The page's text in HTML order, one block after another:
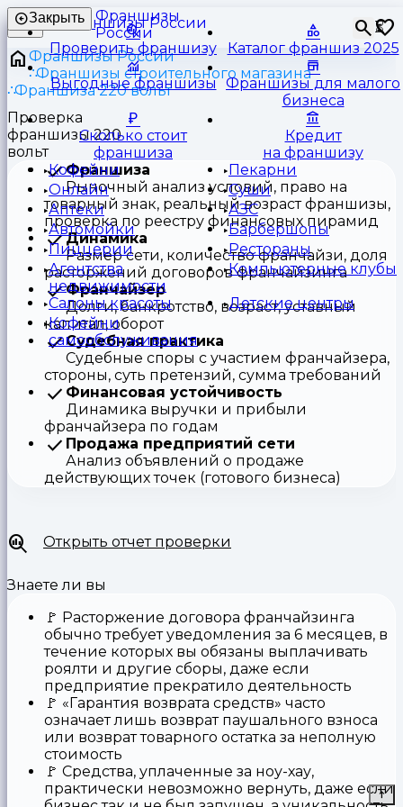
Франшизы
России
⏳
Закрыть
Проверить франшизу Каталог франшиз 2025
Выгодные франшизы Франшизы для малого
бизнеса
Сколько стоит
франшиза
Кредит
на франшизу
Кофейни
Пекарни
Онлайн
Суши
Аптеки
АЗС
Автомойки
Барбершопы
Пиццерии
Рестораны
Агентства
недвижимости
Компьютерные клубы
Салоны красоты
Детские центры
Кофейни
самообслуживания
Франшизы России
Франшизы строительного магазина
Франшиза 220 вольт
Проверка
франшизы 220
вольт
Франшиза
Рыночный анализ условий, право на
товарный знак, реальный возраст франшизы,
проверка по реестру финансовых пирамид
Динамика
Размер сети, количество франчайзи, доля
расторжений договоров франчайзинга
Франчайзер
Долги, банкротство, возраст, уставный
капитал, оборот
Судебная практика
Судебные споры с участием франчайзера,
стороны, суть претензий, сумма требований
Финансовая устойчивость
Динамика выручки и прибыли
франчайзера по годам
Продажа предприятий сети
Анализ объявлений о продаже
действующих точек (готового бизнеса)
Открыть отчет проверки
Знаете ли вы
🚩 Расторжение договора франчайзинга
обычно требует уведомления за 6 месяцев, в
течение которых вы обязаны выплачивать
роялти и другие сборы, даже если
предприятие прекратило деятельность
🚩 «Гарантия возврата средств» часто
означает лишь возврат паушального взноса
или возврат товарного остатка за неполную
стоимость
🚩 Средства, уплаченные за ноу-хау,
практически невозможно вернуть, даже если